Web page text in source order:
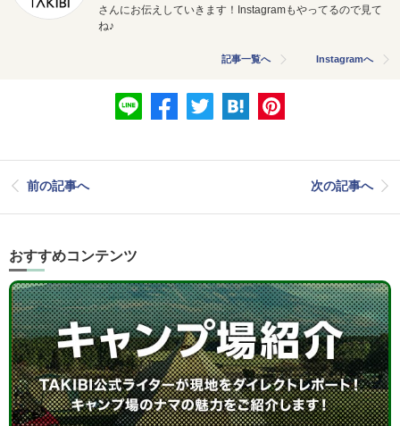
さんにお伝えしていきます！Instagramもやってるので見て
ね♪
記事一覧へ Instagramへ
前の記事へ 次の記事へ
おすすめコンテンツ